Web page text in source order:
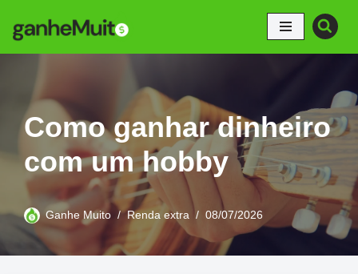
Pular
conteúdo
Como ganhar dinheiro
com um hobby
Ganhe Muito Renda extra 08/07/2026